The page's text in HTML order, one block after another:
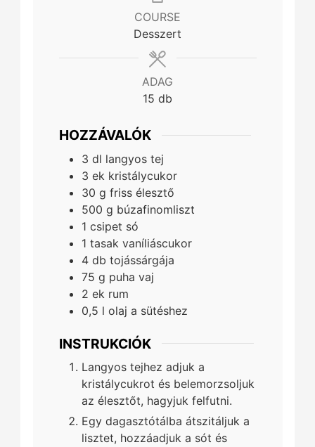
COURSE
Desszert
ADAG
15 db
HOZZÁVALÓK
3 dl langyos tej
3 ek kristálycukor
30 g friss élesztő
500 g búzafinomliszt
1 csipet só
1 tasak vaníliáscukor
4 db tojássárgája
75 g puha vaj
2 ek rum
0,5 l olaj a sütéshez
INSTRUKCIÓK
Langyos tejhez adjuk a
kristálycukrot és belemorzsoljuk
az élesztőt, hagyjuk felfutni.
Egy dagasztótálba átszitáljuk a
lisztet, hozzáadjuk a sót és